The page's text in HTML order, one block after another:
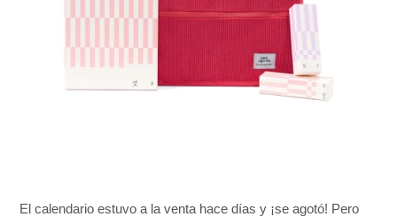
El calendario estuvo a la venta hace días y ¡se agotó! Pero